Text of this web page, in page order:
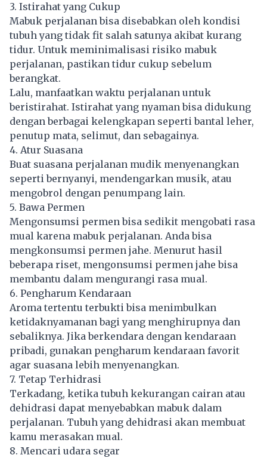
3. Istirahat yang Cukup
Mabuk perjalanan bisa disebabkan oleh kondisi
tubuh yang tidak fit salah satunya akibat kurang
tidur. Untuk meminimalisasi risiko mabuk
perjalanan, pastikan tidur cukup sebelum
berangkat.
Lalu, manfaatkan waktu perjalanan untuk
beristirahat. Istirahat yang nyaman bisa didukung
dengan berbagai kelengkapan seperti bantal leher,
penutup mata, selimut, dan sebagainya.
4. Atur Suasana
Buat suasana perjalanan mudik menyenangkan
seperti bernyanyi, mendengarkan musik, atau
mengobrol dengan penumpang lain.
5. Bawa Permen
Mengonsumsi permen bisa sedikit mengobati rasa
mual karena mabuk perjalanan. Anda bisa
mengkonsumsi permen jahe. Menurut hasil
beberapa riset, mengonsumsi permen jahe bisa
membantu dalam mengurangi rasa mual.
6. Pengharum Kendaraan
Aroma tertentu terbukti bisa menimbulkan
ketidaknyamanan bagi yang menghirupnya dan
sebaliknya. Jika berkendara dengan kendaraan
pribadi, gunakan pengharum kendaraan favorit
agar suasana lebih menyenangkan.
7. Tetap Terhidrasi
Terkadang, ketika tubuh kekurangan cairan atau
dehidrasi dapat menyebabkan mabuk dalam
perjalanan. Tubuh yang dehidrasi akan membuat
kamu merasakan mual.
8. Mencari udara segar